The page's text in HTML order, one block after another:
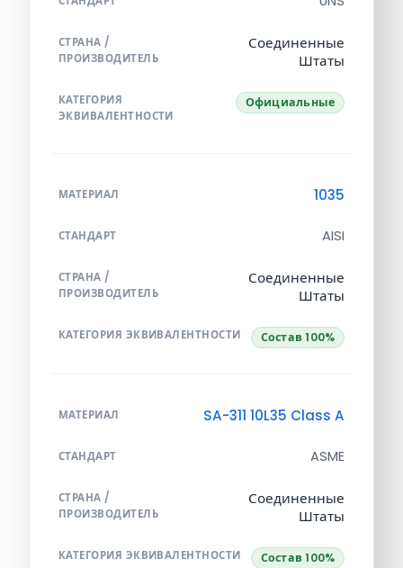
СТРАНА /
ПРОИЗВОДИТЕЛЬ
Соединенные
Штаты
КАТЕГОРИЯ
ЭКВИВАЛЕНТНОСТИ
Официальные
МАТЕРИАЛ 1035
СТАНДАРТ AISI
СТРАНА /
ПРОИЗВОДИТЕЛЬ
Соединенные
Штаты
КАТЕГОРИЯ ЭКВИВАЛЕНТНОСТИ Состав 100%
МАТЕРИАЛ SA-311 10L35 Class A
СТАНДАРТ ASME
СТРАНА /
ПРОИЗВОДИТЕЛЬ
Соединенные
Штаты
КАТЕГОРИЯ ЭКВИВАЛЕНТНОСТИ Состав 100%